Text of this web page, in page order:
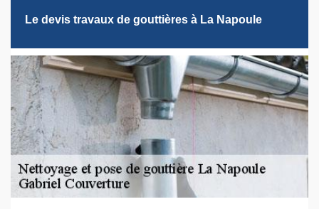
Le devis travaux de gouttières à La Napoule